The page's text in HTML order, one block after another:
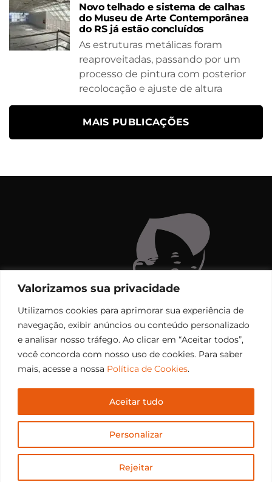
Valorizamos sua privacidade
Utilizamos cookies para aprimorar sua experiência de
navegação, exibir anúncios ou conteúdo personalizado
e analisar nosso tráfego. Ao clicar em “Aceitar todos”,
você concorda com nosso uso de cookies. Para saber
mais, acesse a nossa Política de Cookies.
Personalizar
Rejeitar
Aceitar tudo
Novo telhado e sistema de calhas
do Museu de Arte Contemporânea
do RS já estão concluídos
As estruturas metálicas foram
reaproveitadas, passando por um
processo de pintura com posterior
recolocação e ajuste de altura
MAIS PUBLICAÇÕES
Copyright © 2006 – 2026 Rádio Santiago FM. Todos os
direitos reservados.
Desenvolvido porCEOS Tech